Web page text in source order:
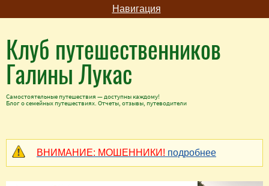
Навигация
Клуб путешественников
Галины Лукас
Самостоятельные путешествия — доступны каждому!
Блог о семейных путешествиях. Отчеты, отзывы, путеводители
ВНИМАНИЕ: МОШЕННИКИ! подробнее